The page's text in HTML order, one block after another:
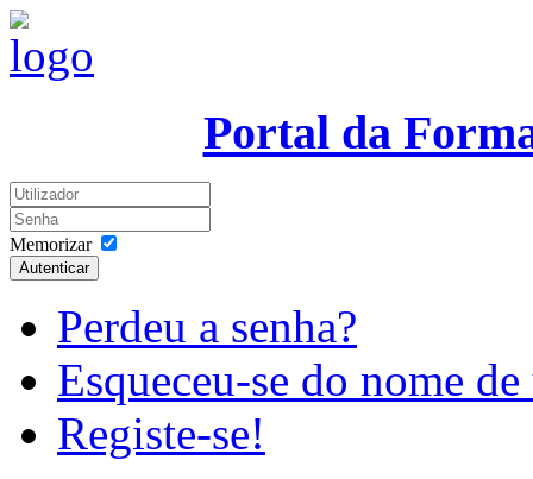
Portal da
Memorizar
Autenticar
Perdeu a senha?
Esqueceu-se do nome
Registe-se!